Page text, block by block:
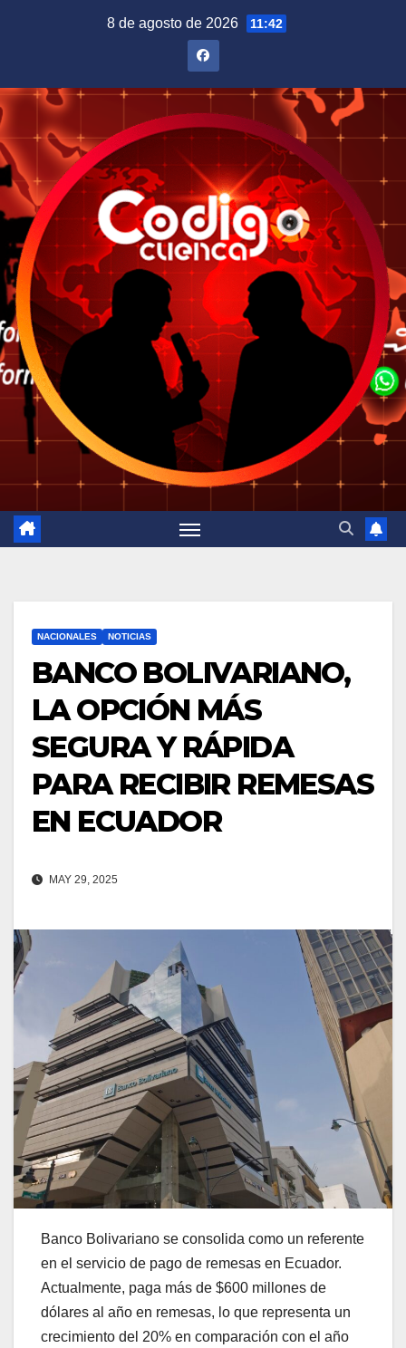
8 de agosto de 2026 11:42
NACIONALES NOTICIAS
BANCO BOLIVARIANO,
LA OPCIÓN MÁS
SEGURA Y RÁPIDA
PARA RECIBIR REMESAS
EN ECUADOR
MAY 29, 2025
Banco Bolivariano se consolida como un referente
en el servicio de pago de remesas en Ecuador.
Actualmente, paga más de $600 millones de
dólares al año en remesas, lo que representa un
crecimiento del 20% en comparación con el año